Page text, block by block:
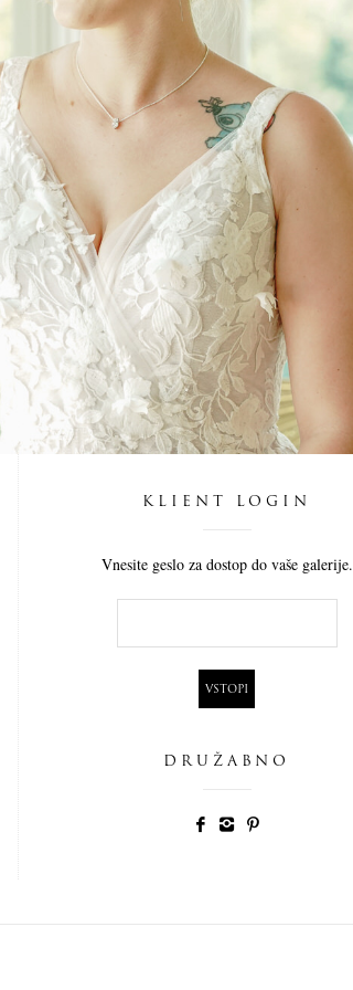
KLIENT LOGIN
Vnesite geslo za dostop do vaše galerije.
DRUŽABNO